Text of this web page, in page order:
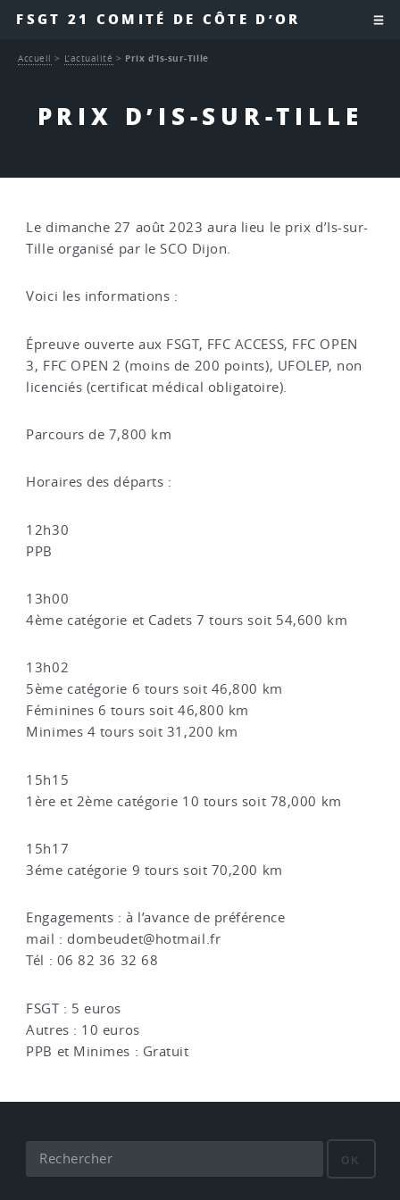
FSGT 21 COMITÉ DE CÔTE D’OR
PRIX D’IS-SUR-TILLE
Accueil > L’actualité > Prix d’Is-sur-Tille
Le dimanche 27 août 2023 aura lieu le prix d’Is-sur-
Tille organisé par le SCO Dijon.
Voici les informations :
Épreuve ouverte aux FSGT, FFC ACCESS, FFC OPEN
3, FFC OPEN 2 (moins de 200 points), UFOLEP, non
licenciés (certificat médical obligatoire).
Parcours de 7,800 km
Horaires des départs :
12h30
PPB
13h00
4ème catégorie et Cadets 7 tours soit 54,600 km
13h02
5ème catégorie 6 tours soit 46,800 km
Féminines 6 tours soit 46,800 km
Minimes 4 tours soit 31,200 km
15h15
1ère et 2ème catégorie 10 tours soit 78,000 km
15h17
3éme catégorie 9 tours soit 70,200 km
Engagements : à l’avance de préférence
mail : dombeudet@hotmail.fr
Tél : 06 82 36 32 68
FSGT : 5 euros
Autres : 10 euros
PPB et Minimes : Gratuit
OK